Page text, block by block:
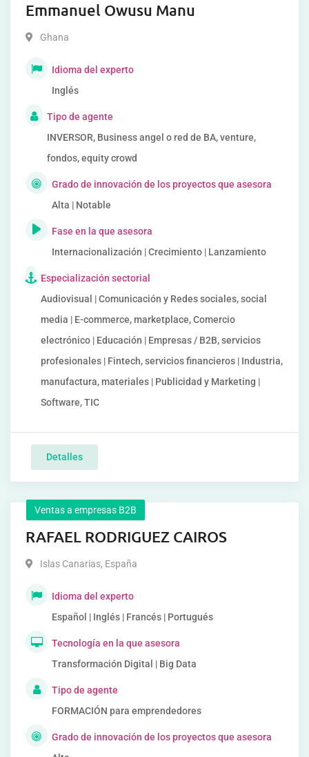
Emmanuel Owusu Manu
Ghana
Idioma del experto
Inglés
Tipo de agente
INVERSOR, Business angel o red de BA, venture,
fondos, equity crowd
Grado de innovación de los proyectos que asesora
Alta | Notable
Fase en la que asesora
Internacionalización | Crecimiento | Lanzamiento
Especialización sectorial
Audiovisual | Comunicación y Redes sociales, social
media | E-commerce, marketplace, Comercio
electrónico | Educación | Empresas / B2B, servicios
profesionales | Fintech, servicios financieros | Industria,
manufactura, materiales | Publicidad y Marketing |
Software, TIC
Detalles
Ventas a empresas B2B
RAFAEL RODRIGUEZ CAIROS
Islas Canarias, España
Idioma del experto
Español | Inglés | Francés | Portugués
Tecnología en la que asesora
Transformación Digital | Big Data
Tipo de agente
FORMACIÓN para emprendedores
Grado de innovación de los proyectos que asesora